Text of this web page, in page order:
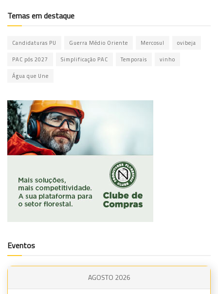
Temas em destaque
Candidaturas PU Guerra Médio Oriente Mercosul ovibeja
PAC pós 2027 Simplificação PAC Temporais vinho
Água que Une
Eventos
AGOSTO 2026